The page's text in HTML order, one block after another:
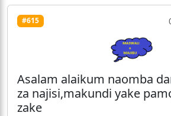
#615
Asalam alaikum naomba
za najisi,makundi yake
zake